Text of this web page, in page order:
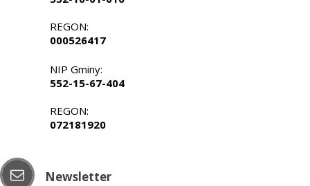
REGON:
000526417
NIP Gminy:
552-15-67-404
REGON:
072181920
Newsletter